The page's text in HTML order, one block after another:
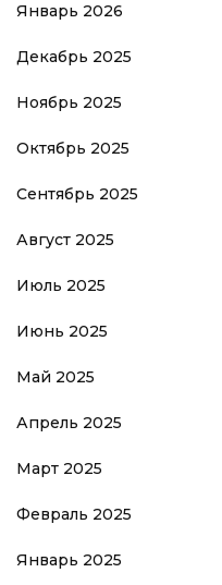
Январь 2026
Декабрь 2025
Ноябрь 2025
Октябрь 2025
Сентябрь 2025
Август 2025
Июль 2025
Июнь 2025
Май 2025
Апрель 2025
Март 2025
Февраль 2025
Январь 2025